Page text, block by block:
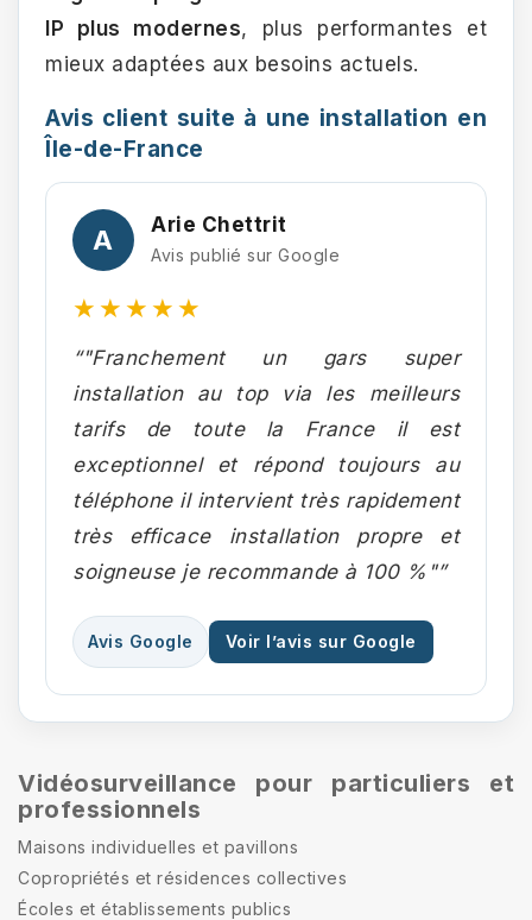
IP plus modernes, plus performantes et
mieux adaptées aux besoins actuels.
Avis client suite à une installation en
Île-de-France
A Arie Chettrit
Avis publié sur Google
★★★★★
“"Franchement un gars super
installation au top via les meilleurs
tarifs de toute la France il est
exceptionnel et répond toujours au
téléphone il intervient très rapidement
très efficace installation propre et
soigneuse je recommande à 100 %"”
Avis Google Voir l’avis sur Google
Vidéosurveillance pour particuliers et
professionnels
Maisons individuelles et pavillons
Copropriétés et résidences collectives
Écoles et établissements publics